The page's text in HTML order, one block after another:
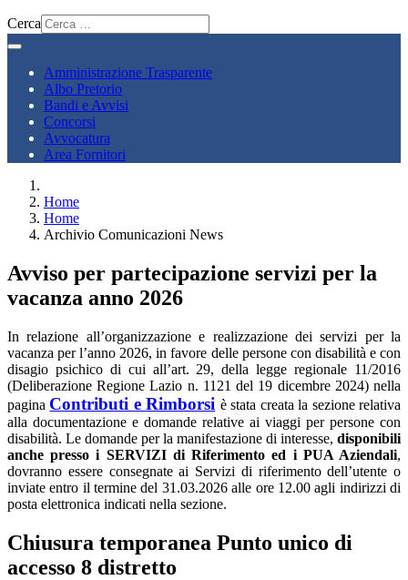
Cerca
Amministrazione Trasparente
Albo Pretorio
Bandi e Avvisi
Concorsi
Avvocatura
Area Fornitori
Home
Home
Archivio Comunicazioni News
Avviso per partecipazione servizi per la
vacanza anno 2026
In relazione all’organizzazione e realizzazione dei servizi per la
vacanza per l’anno 2026, in favore delle persone con disabilità e con
disagio psichico di cui all’art. 29, della legge regionale 11/2016
(Deliberazione Regione Lazio n. 1121 del 19 dicembre 2024) nella
pagina Contributi e Rimborsi è stata creata la sezione relativa
alla documentazione e domande relative ai viaggi per persone con
disabilità. Le domande per la manifestazione di interesse, disponibili
anche presso i SERVIZI di Riferimento ed i PUA Aziendali,
dovranno essere consegnate ai Servizi di riferimento dell’utente o
inviate entro il termine del 31.03.2026 alle ore 12.00 agli indirizzi di
posta elettronica indicati nella sezione.
Chiusura temporanea Punto unico di
accesso 8 distretto